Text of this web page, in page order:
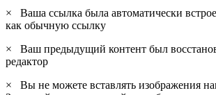
×
Ваша ссылка была автоматически
как обычную ссылку
×
Ваш предыдущий контент был
редактор
×
Вы не можете вставлять изображения